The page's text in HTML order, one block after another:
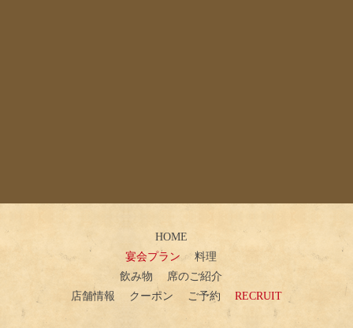
HOME
宴会プラン
料理
飲み物
席のご紹介
店舗情報
クーポン ご予約 RECRUIT